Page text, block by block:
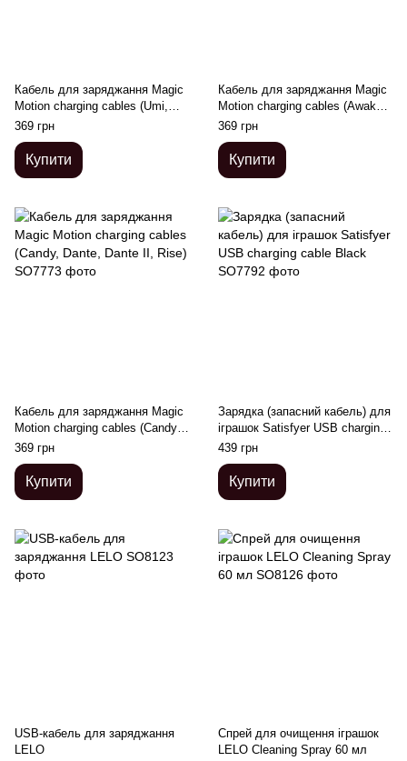
Кабель для заряджання Magic
Motion charging cables (Umi,
NyX, Bobi)
369 грн
Купити
Кабель для заряджання Magic
Motion charging cables (Awaken,
Equinox, Bunny)
369 грн
Купити
Кабель для заряджання Magic
Motion charging cables (Candy,
Dante, Dante II, Rise)
369 грн
Купити
Зарядка (запасний кабель) для
іграшок Satisfyer USB charging
cable Black
439 грн
Купити
USB-кабель для заряджання
LELO
Спрей для очищення іграшок
LELO Cleaning Spray 60 мл